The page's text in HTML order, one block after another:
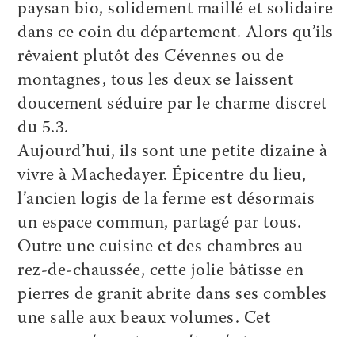
paysan bio, solidement maillé et solidaire
dans ce coin du département. Alors qu’ils
rêvaient plutôt des Cévennes ou de
montagnes, tous les deux se laissent
doucement séduire par le charme discret
du 5.3.
Aujourd’hui, ils sont une petite dizaine à
vivre à Machedayer. Épicentre du lieu,
l’ancien logis de la ferme est désormais
un espace commun, partagé par tous.
Outre une cuisine et des chambres au
rez-de-chaussée, cette jolie bâtisse en
pierres de granit abrite dans ses combles
une salle aux beaux volumes. Cet